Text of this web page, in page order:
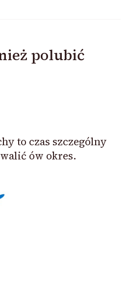
polubić
to czas szczególny
ów okres.